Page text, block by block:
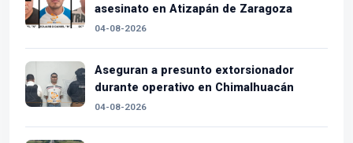
asesinato en Atizapán de Zaragoza
04-08-2026
Aseguran a presunto extorsionador
durante operativo en Chimalhuacán
04-08-2026